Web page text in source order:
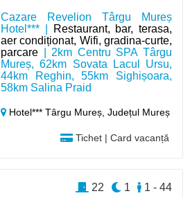
Cazare Revelion Târgu Mureș
Hotel*** |
Restaurant, bar, terasa,
aer condiționat, Wifi, gradina-curte,
parcare | 2km Centru SPA Târgu
Mureș, 62km Sovata Lacul Ursu,
44km Reghin, 55km Sighișoara,
58km Salina Praid
Hotel*** Târgu Mureș,Județul Mureș
Tichet | Card vacanță
1 - 44
1
22